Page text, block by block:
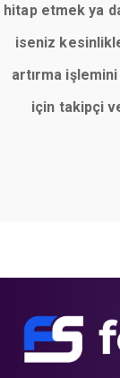
hitap etmek ya
iseniz
artırma
için takipçi